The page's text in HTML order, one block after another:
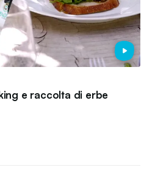
e raccolta di erbe